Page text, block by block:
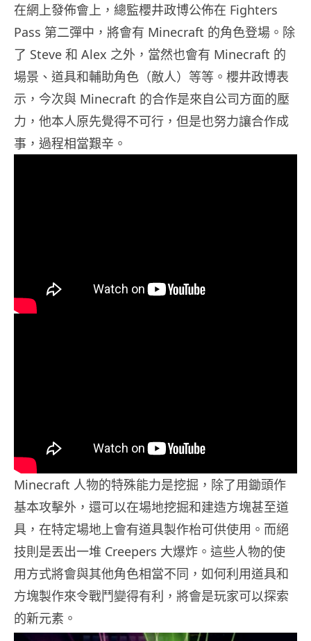
在網上發佈會上，總監櫻井政博公佈在 Fighters
Pass 第二彈中，將會有 Minecraft 的角色登場。除
了 Steve 和 Alex 之外，當然也會有 Minecraft 的
場景、道具和輔助角色（敵人）等等。櫻井政博表
示，今次與 Minecraft 的合作是來自公司方面的壓
力，他本人原先覺得不可行，但是也努力讓合作成
事，過程相當艱辛。
Minecraft 人物的特殊能力是挖掘，除了用鋤頭作
基本攻擊外，還可以在場地挖掘和建造方塊甚至道
具，在特定場地上會有道具製作枱可供使用。而絕
技則是丟出一堆 Creepers 大爆炸。這些人物的使
用方式將會與其他角色相當不同，如何利用道具和
方塊製作來令戰鬥變得有利，將會是玩家可以探索
的新元素。